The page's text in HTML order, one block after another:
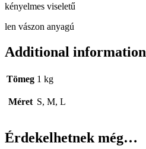
kényelmes viseletű
len vászon anyagú
Additional information
Tömeg 1 kg
Méret S, M, L
Érdekelhetnek még…